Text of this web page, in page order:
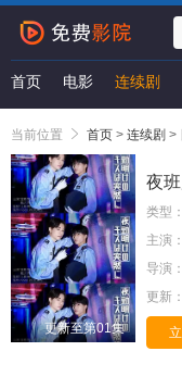
首页 电影 连续剧
当前位置 首页 > 连续剧 >
更新至第01集
夜
类型：
主演：
导演：
更新：